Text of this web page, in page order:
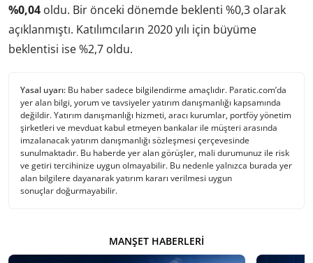
%0,04 oldu. Bir önceki dönemde beklenti %0,3 olarak
açıklanmıştı. Katılımcıların 2020 yılı için büyüme
beklentisi ise %2,7 oldu.
Yasal uyarı: Bu haber sadece bilgilendirme amaçlıdır. Paratic.com’da
yer alan bilgi, yorum ve tavsiyeler yatırım danışmanlığı kapsamında
değildir. Yatırım danışmanlığı hizmeti, aracı kurumlar, portföy yönetim
şirketleri ve mevduat kabul etmeyen bankalar ile müşteri arasında
imzalanacak yatırım danışmanlığı sözleşmesi çerçevesinde
sunulmaktadır. Bu haberde yer alan görüşler, mali durumunuz ile risk
ve getiri tercihinize uygun olmayabilir. Bu nedenle yalnızca burada yer
alan bilgilere dayanarak yatırım kararı verilmesi uygun
sonuçlar doğurmayabilir.
MANŞET HABERLERI